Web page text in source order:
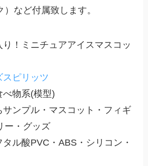
など付属致します。
！ミニチュアアイスマスコッ
スピリッツ
べ物系(模型)
サンプル・マスコット・フィギ
ー・グッズ
ル酸PVC・ABS・シリコン・